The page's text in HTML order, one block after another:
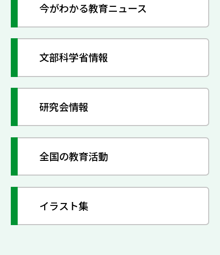
今がわかる教育ニュース
文部科学省情報
研究会情報
全国の教育活動
イラスト集